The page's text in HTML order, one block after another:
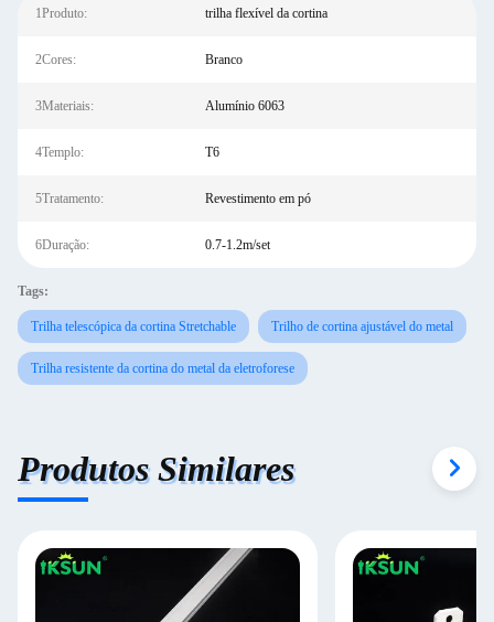
1Produto: trilha flexível da cortina
2Cores: Branco
3Materiais: Alumínio 6063
4Templo: T6
5Tratamento: Revestimento em pó
6Duração: 0.7-1.2m/set
Tags:
Trilha telescópica da cortina Stretchable Trilho de cortina ajustável do metal
Trilha resistente da cortina do metal da eletroforese
Produtos Similares